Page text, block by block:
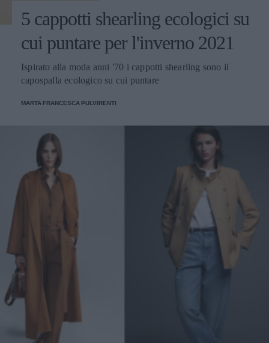
5 cappotti shearling ecologici su
cui puntare per l'inverno 2021
Ispirato alla moda anni '70 i cappotti shearling sono il
capospalla ecologico su cui puntare
MARTA FRANCESCA PULVIRENTI